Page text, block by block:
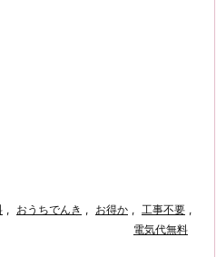
, おうちでんき , お得か , 工事不要 ,
電気代無料